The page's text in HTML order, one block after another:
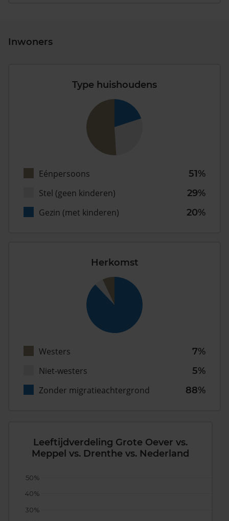
Inwoners
Type huishoudens
Eénpersoons
51%
Stel (geen kinderen)
29%
Gezin (met kinderen)
20%
Herkomst
Westers
7%
Niet-westers
5%
Zonder migratieachtergrond
88%
Leeftijdverdeling Grote Oever vs.
Meppel vs. Drenthe vs. Nederland
30%
40%
50%